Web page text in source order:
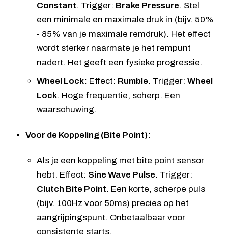
Constant. Trigger: Brake Pressure. Stel
een minimale en maximale druk in (bijv. 50%
- 85% van je maximale remdruk). Het effect
wordt sterker naarmate je het rempunt
nadert. Het geeft een fysieke progressie.
Wheel Lock: Effect: Rumble. Trigger: Wheel
Lock. Hoge frequentie, scherp. Een
waarschuwing.
Voor de Koppeling (Bite Point):
Als je een koppeling met bite point sensor
hebt. Effect: Sine Wave Pulse. Trigger:
Clutch Bite Point. Een korte, scherpe puls
(bijv. 100Hz voor 50ms) precies op het
aangrijpingspunt. Onbetaalbaar voor
consistente starts.